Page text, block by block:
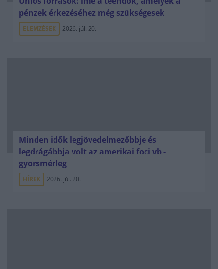
pénzek érkezéséhez még szükségesek
ELEMZÉSEK 2026. júl. 20.
Minden idők legjövedelmezőbbje és
legdrágábbja volt az amerikai foci vb -
gyorsmérleg
HÍREK 2026. júl. 20.